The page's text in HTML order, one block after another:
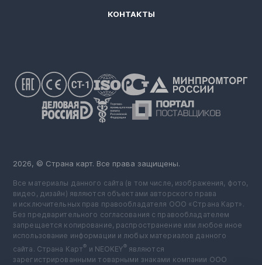
КОНТАКТЫ
2026, © Страна карт. Все права защищены.
Все материалы данного сайта (в том числе, изображения, фото,
видео, дизайн) являются объектами авторского права
и исключительных прав правообладателя ООО «Страна Карт».
Без предварительного согласования с правообладателем
запрещается копирование, распространение или любое иное
использование информации и любых материалов данного
сайта. Страна Карт® ️ и NEOKEY®️ являются
зарегистрированными товарными знаками компании ООО